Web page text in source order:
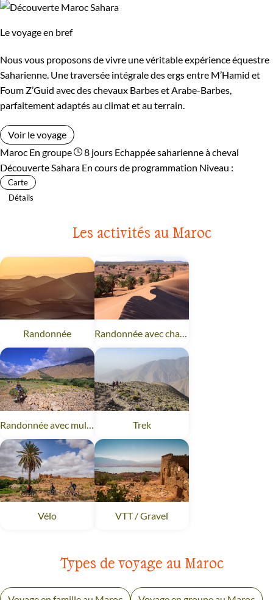
Le voyage en bref
Nous vous proposons de vivre une véritable expérience équestre
Saharienne. Une traversée intégrale des ergs entre M’Hamid et
Foum Z’Guid avec des chevaux Barbes et Arabe-Barbes,
parfaitement adaptés au climat et au terrain.
Voir le voyage
Maroc En groupe 8 jours Echappée saharienne à cheval
Découverte Sahara En cours de programmation Niveau :
Carte
Détails
Les activités au Maroc
Randonnée Maroc Randonnée avec chameau
TrekMaroc
Vélo VTT / Gravel
Types de voyage au Maroc